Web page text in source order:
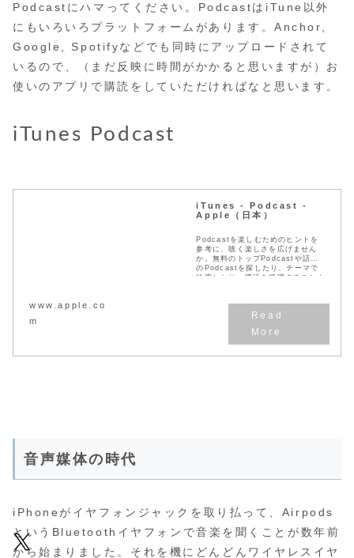
Podcastにハマってください。PodcastはiTune以外
にもいろいろプラットフォームがあります。Anchor,
Google, Spotifyなどでも同時にアップロードされて
いるので、（まだ反映に時間がかかると思いますが）お
使いのアプリで購読をしていただければなと思います。
iTunes Podcast
iTunes - Podcast -
Apple（日本）
Podcastを楽しむためのヒントを
参考に、聴く楽しさを広げません
か。無料のトップPodcastや話題
のPodcastを探したり、テーマで
検索したり、購読を管理することも
www.apple.co
m
音声媒体の時代
iPhoneがイヤフォンジャックを取り払って、Airpods
というBluetoothイヤフォンで音楽を聞くことが数年前
から始まりました。それを機にどんどんワイヤレスイヤ